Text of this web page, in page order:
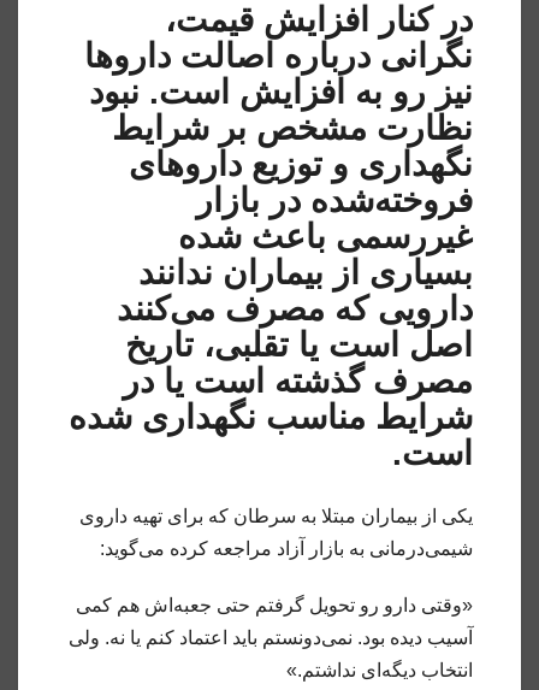
در کنار افزایش قیمت،
نگرانی درباره اصالت داروها
نیز رو به افزایش است. نبود
نظارت مشخص بر شرایط
نگهداری و توزیع داروهای
فروخته‌شده در بازار
غیررسمی باعث شده
بسیاری از بیماران ندانند
دارویی که مصرف می‌کنند
اصل است یا تقلبی، تاریخ
مصرف گذشته است یا در
شرایط مناسب نگهداری شده
است.
یکی از بیماران مبتلا به سرطان که برای تهیه داروی
شیمی‌درمانی به بازار آزاد مراجعه کرده می‌گوید:
«وقتی دارو رو تحویل گرفتم حتی جعبه‌اش هم کمی
آسیب دیده بود. نمی‌دونستم باید اعتماد کنم یا نه. ولی
انتخاب دیگه‌ای نداشتم.»